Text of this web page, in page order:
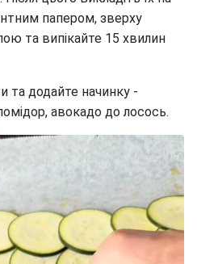
папером, зверху
та випікайте 15 хвилин
та додайте начинку -
авокадо до лосось.